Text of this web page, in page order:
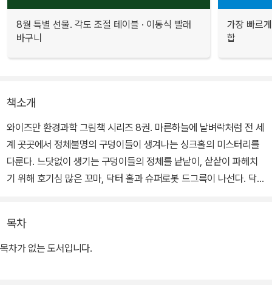
8월 특별 선물. 각도 조절 테이블 · 이동식 빨래
바구니
가장 빠르
합
책소개
와이즈만 환경과학 그림책 시리즈 8권. 마른하늘에 날벼락처럼 전 세
계 곳곳에서 정체불명의 구덩이들이 생겨나는 싱크홀의 미스터리를
다룬다. 느닷없이 생기는 구덩이들의 정체를 낱낱이, 샅샅이 파헤치
기 위해 호기심 많은 꼬마, 닥터 홀과 슈퍼로봇 드그륵이 나선다. 닥터
'와이즈만 환경과학 그림책'은 과학적 사실, 자연환경에서 일어나는
목차
목차가 없는 도서입니다.